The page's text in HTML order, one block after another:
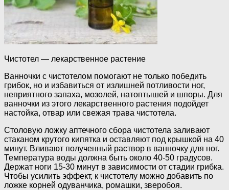
Чистотел — лекарственное растение
Ванночки с чистотелом помогают не только победить
грибок, но и избавиться от излишней потливости ног,
неприятного запаха, мозолей, натоптышей и шпоры. Для
ванночки из этого лекарственного растения подойдет
настойка, отвар или свежая трава чистотела.
Столовую ложку аптечного сбора чистотела заливают
стаканом крутого кипятка и оставляют под крышкой на 40
минут. Вливают полученный раствор в ванночку для ног.
Температура воды должна быть около 40-50 градусов.
Держат ноги 15-30 минут в зависимости от стадии грибка.
Чтобы усилить эффект, к чистотелу можно добавить по
ложке корней одуванчика, ромашки, зверобоя.